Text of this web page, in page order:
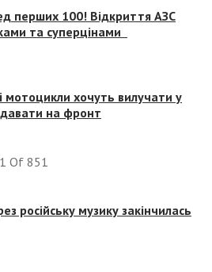
перших 100! Відкриття АЗС
та суперцінами
мотоцикли хочуть вилучати у
на фронт
1 Of 851
російську музику закінчилась